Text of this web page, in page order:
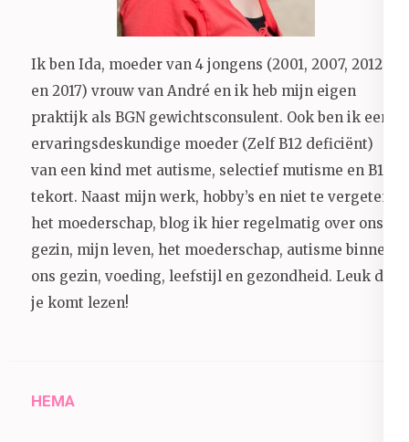
Ik ben Ida, moeder van 4 jongens (2001, 2007, 2012
en 2017) vrouw van André en ik heb mijn eigen
praktijk als BGN gewichtsconsulent. Ook ben ik een
ervaringsdeskundige moeder (Zelf B12 deficiënt)
van een kind met autisme, selectief mutisme en B12
tekort. Naast mijn werk, hobby’s en niet te vergeten
het moederschap, blog ik hier regelmatig over ons
gezin, mijn leven, het moederschap, autisme binnen
ons gezin, voeding, leefstijl en gezondheid. Leuk dat
je komt lezen!
HEMA